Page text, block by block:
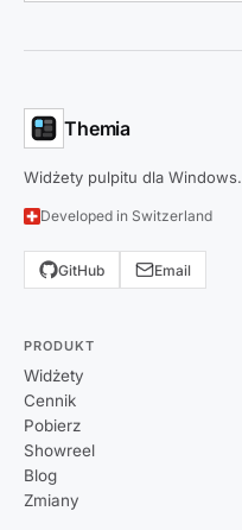
Themia
Widżety pulpitu dla Windows.
Developed in Switzerland
GitHub Email
PRODUKT
Widżety
Cennik
Pobierz
Showreel
Blog
Zmiany